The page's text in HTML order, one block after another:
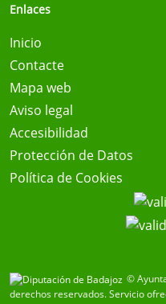
Enlaces
Inicio
Contacte
Mapa web
Aviso legal
Accesibilidad
Protección de Datos
Política de Cookies
©
derechos reservados.Servicio